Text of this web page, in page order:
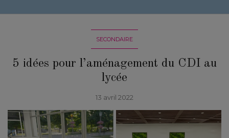
SECONDAIRE
5 idées pour l’aménagement du CDI au
lycée
13 avril 2022